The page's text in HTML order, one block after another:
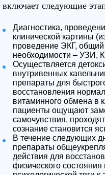
включает следующие
Диагностика,
клинической картины
проведение ЭКГ, общий
необходимости – УЗИ,
Осуществляется
внутривенных
препараты для
восстановления
витаминного обмена в
пациенты ощущают
самочувствия,
сознание становится
В течение следующих
препараты
действия для
физического